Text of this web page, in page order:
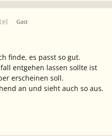
Gast
finde, es passt so gut.
entgehen lassen sollte ist
erscheinen soll.
an und sieht auch so aus.